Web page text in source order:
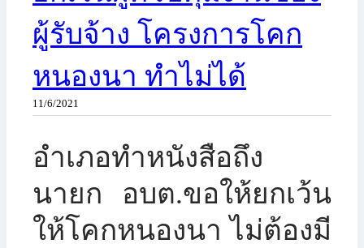
ผู้รับจ้าง โครงการโคก
หนองนา ทำไม่ได้
11/6/2021
​อำเภอทำหนังสือถึง
นายก อบต.ขอให้ยกเว้น
ให้โคกหนองนา ไม่ต้องมี